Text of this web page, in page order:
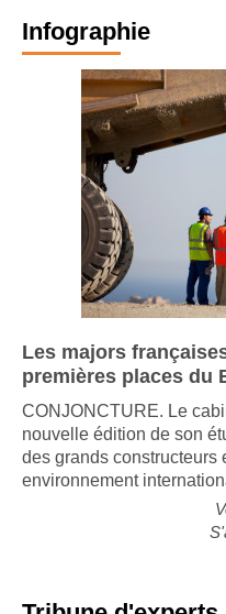
Infographie
Les majors
premières places du
CONJONCTURE. Le
nouvelle édition de son
des grands constructeurs